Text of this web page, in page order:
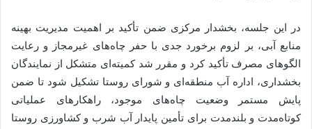
در این جلسه، بخشدار مرکزی ضمن تأکید بر اهمیت مدیریت بهینه
منابع آبی، بر لزوم برخورد جدی با حفر چاه‌های غیرمجاز و رعایت
الگوهای مصرف تأکید کرد و مقرر شد کمیته‌ای متشکل از نمایندگان
بخشداری، اداره آب منطقه‌ای و شورای روستا تشکیل شود تا ضمن
پایش مستمر وضعیت چاه‌های موجود، راهکارهای عملیاتی
کوتاه‌مدت و بلندمدت برای تأمین پایدار آب شرب و کشاورزی روستا